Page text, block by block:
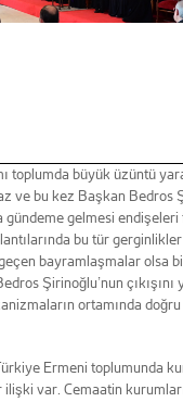
toplumda büyük üzüntü
ve bu kez Başkan Bedros
gündeme gelmesi
bu tür
bayramlaşmalar olsa
Şirinoğlu’nun çıkışını
ortamında doğru
Ermeni toplumunda
var. Cemaatin kurumları